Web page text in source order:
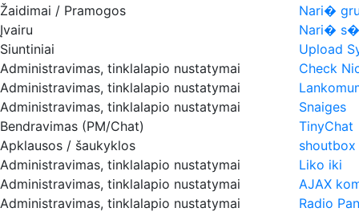
Žaidimai / Pramogos
Nari�
Įvairu
Nari�
Siuntiniai
Upload
Administravimas, tinklalapio nustatymai
Check
Administravimas, tinklalapio nustatymai
Administravimas, tinklalapio nustatymai
Snaiges
Bendravimas (PM/Chat)
TinyChat
Apklausos / šaukyklos
Administravimas, tinklalapio nustatymai
Liko iki
Administravimas, tinklalapio nustatymai
AJAX
Administravimas, tinklalapio nustatymai
Radio